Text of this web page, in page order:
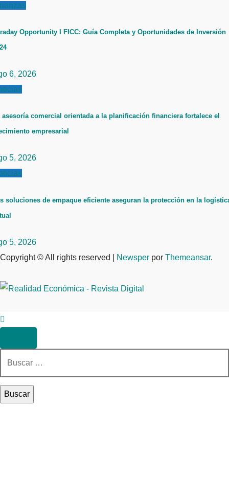
Opportunity I FICC: Guía Completa y Oportunidades de Inversión
6, 2026
asesoría comercial orientada a la planificación financiera fortalece el
empresarial
5, 2026
soluciones de empaque eficiente aseguran la protección en la
5, 2026
Copyright © All rights reserved
Newsper por Themeansar.